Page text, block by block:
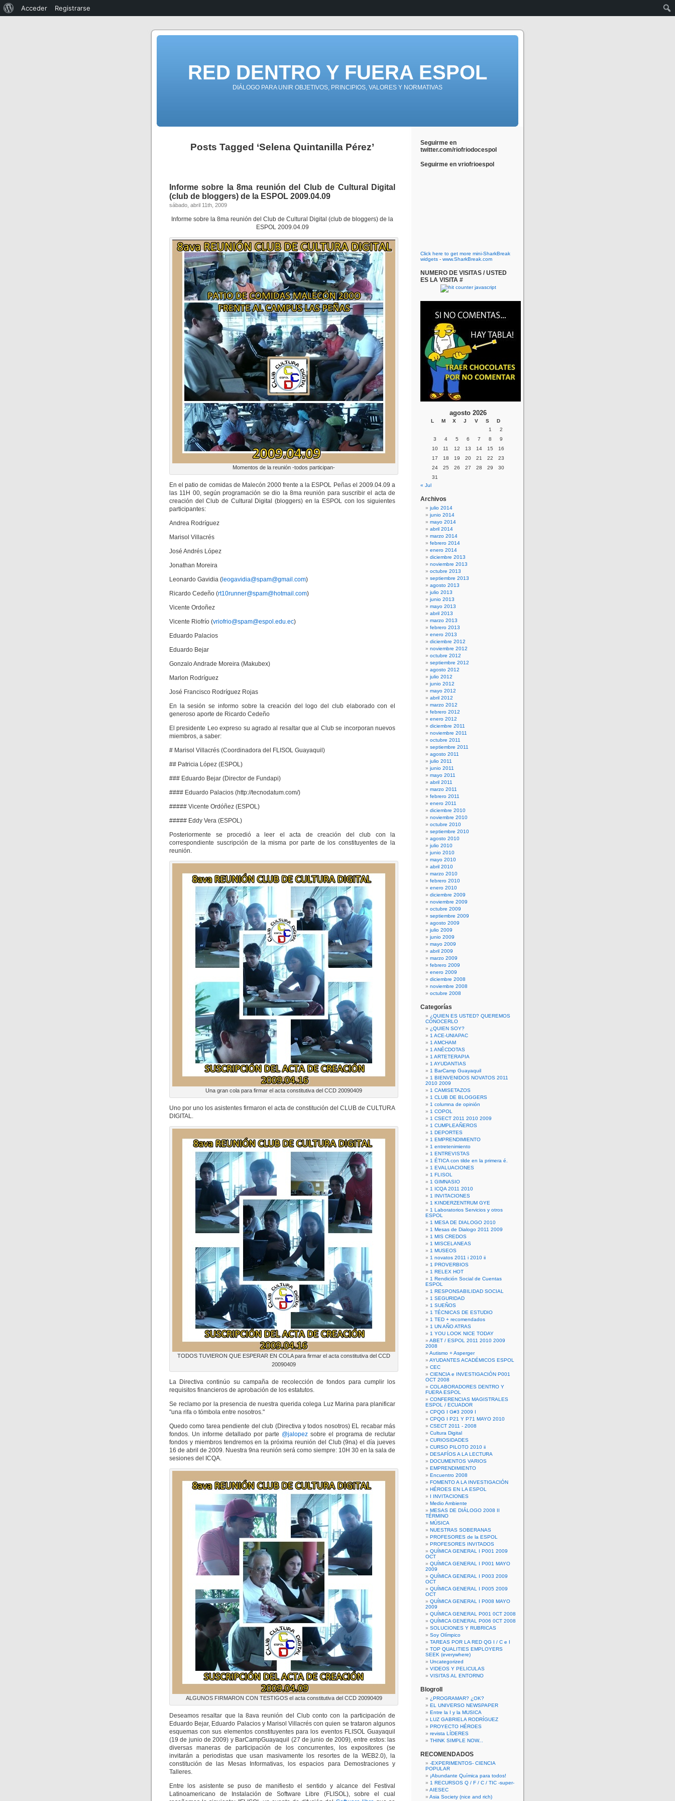
RED DENTRO Y FUERA ESPOL
DIÁLOGO PARA UNIR OBJETIVOS, PRINCIPIOS, VALORES Y NORMATIVAS
Posts Tagged ‘Selena Quintanilla Pérez’
Informe sobre la 8ma reunión del Club de Cultural Digital
(club de bloggers) de la ESPOL 2009.04.09
sábado, abril 11th, 2009
Informe sobre la 8ma reunión del Club de Cultural Digital (club de bloggers) de la
ESPOL 2009.04.09
Momentos de la reunión -todos participan-
En el patio de comidas de Malecón 2000 frente a la ESPOL Peñas el 2009.04.09 a
las 11H 00, según programación se dio la 8ma reunión para suscribir el acta de
creación del Club de Cultural Digital (bloggers) en la ESPOL con los siguientes
participantes:
Andrea Rodríguez
Marisol Villacrés
José Andrés López
Jonathan Moreira
Leonardo Gavidia ( leogavidia@spam@gmail.com)
Ricardo Cedeño (rt10runner@spam@hotmail.com)
Vicente Ordoñez
Vicente Riofrío (vriofrio@spam@espol.edu.ec)
Eduardo Palacios
Eduardo Bejar
Gonzalo Andrade Moreira (Makubex)
Marlon Rodríguez
José Francisco Rodríguez Rojas
En la sesión se informo sobre la creación del logo del club elaborado con el
generoso aporte de Ricardo Cedeño
El presidente Leo expreso su agrado al resaltar que al Club se incorporan nuevos
miembros, a saber:
# Marisol Villacrés (Coordinadora del FLISOL Guayaquil)
## Patricia López (ESPOL)
### Eduardo Bejar (Director de Fundapi)
#### Eduardo Palacios (http://tecnodatum.com/)
##### Vicente Ordóñez (ESPOL)
##### Eddy Vera (ESPOL)
Posteriormente se procedió a leer el acta de creación del club con la
correspondiente suscripción de la misma por parte de los constituyentes de la
reunión.
Una gran cola para firmar el acta constitutiva del CCD 20090409
Uno por uno los asistentes firmaron el acta de constitución del CLUB de CULTURA
DIGITAL.
TODOS TUVIERON QUE ESPERAR EN COLA para firmar el acta constitutiva del CCD
20090409
La Directiva continúo su campaña de recolección de fondos para cumplir los
requisitos financieros de aprobación de los estatutos.
Se reclamo por la presencia de nuestra querida colega Luz Marina para planificar
"una rifa o tómbola entre nosotros."
Quedo como tarea pendiente del club (Directiva y todos nosotros) EL recabar más
fondos. Un informe detallado por parte @jalopez sobre el programa de reclutar
fondos y miembros tendremos en la próxima reunión del Club (9na) el día jueves
16 de abril de 2009. Nuestra 9na reunión será como siempre: 10H 30 en la sala de
sesiones del ICQA.
ALGUNOS FIRMARON CON TESTIGOS el acta constitutiva del CCD 20090409
Deseamos resaltar que la 8ava reunión del Club conto con la participación de
Eduardo Bejar, Eduardo Palacios y Marisol Villacrés con quien se trataron algunos
esquemas con sus elementos constituyentes para los eventos FLISOL Guayaquil
(19 de junio de 2009) y BarCampGuayaquil (27 de junio de 2009), entre estos: las
diversas maneras de participación de los concurrentes, los expositores (se
invitarán a periodistas que usan masivamente los resortes de la WEB2.0), la
constitución de las Mesas Informativas, los espacios para Demostraciones y
Talleres.
Entre los asistente se puso de manifiesto el sentido y alcance del Festival
Latinoamericano de Instalación de Software Libre (FLISOL), sobre el cual
Seguirme en
twitter.com/riofriodocespol
Seguirme en vriofrioespol
Click here to get more mini-SharkBreak
widgets - www.SharkBreak.com
NUMERO DE VISITAS / USTED
ES LA VISITA #
agosto 2026
L M X J V S
D
1
2
3
4 5 6 7 8
9
10
11 12 13 14 15
16
17
18 19 20 21 22
23
24
25 26 27 28 29
30
31
« Jul
Archivos
julio 2014
junio 2014
mayo 2014
abril 2014
marzo 2014
febrero 2014
enero 2014
diciembre 2013
noviembre 2013
octubre 2013
septiembre 2013
agosto 2013
julio 2013
junio 2013
mayo 2013
abril 2013
marzo 2013
febrero 2013
enero 2013
diciembre 2012
noviembre 2012
octubre 2012
septiembre 2012
agosto 2012
julio 2012
junio 2012
mayo 2012
abril 2012
marzo 2012
febrero 2012
enero 2012
diciembre 2011
noviembre 2011
octubre 2011
septiembre 2011
agosto 2011
julio 2011
junio 2011
mayo 2011
abril 2011
marzo 2011
febrero 2011
enero 2011
diciembre 2010
noviembre 2010
octubre 2010
septiembre 2010
agosto 2010
julio 2010
junio 2010
mayo 2010
abril 2010
marzo 2010
febrero 2010
enero 2010
diciembre 2009
noviembre 2009
octubre 2009
septiembre 2009
agosto 2009
julio 2009
junio 2009
mayo 2009
abril 2009
marzo 2009
febrero 2009
enero 2009
diciembre 2008
noviembre 2008
octubre 2008
Categorías
¿QUIEN ES USTED? QUEREMOS
CONOCERLO
¿QUIEN SOY?
1 ACE-UNIAPAC
1 AMCHAM
1 ANÉCDOTAS
1 ARTETERAPIA
1 AYUDANTIAS
1 BarCamp Guayaquil
1 BIENVENIDOS NOVATOS 2011
2010 2009
1 CAMISETAZOS
1 CLUB DE BLOGGERS
1 columna de opinión
1 COPOL
1 CSECT 2011 2010 2009
1 CUMPLEAÑEROS
1 DEPORTES
1 EMPRENDIMIENTO
1 entretenimiento
1 ENTREVISTAS
1 ÉTICA con tilde en la primera é.
1 EVALUACIONES
1 FLISOL
1 GIMNASIO
1 ICQA 2011 2010
1 INVITACIONES
1 KINDERZENTRUM GYE
1 Laboratorios Servicios y otros
ESPOL
1 MESA DE DIALOGO 2010
1 Mesas de Dialogo 2011 2009
1 MIS CREDOS
1 MISCELANEAS
1 MUSEOS
1 novatos 2011 i 2010 ii
1 PROVERBIOS
1 RELEX HOT
1 Rendición Social de Cuentas
ESPOL
1 RESPONSABILIDAD SOCIAL
1 SEGURIDAD
1 SUEÑOS
1 TÉCNICAS DE ESTUDIO
1 TED + recomendados
1 UN AÑO ATRAS
1 YOU LOOK NICE TODAY
ABET / ESPOL 2011 2010 2009
2008
Autismo + Asperger
AYUDANTES ACADÉMICOS ESPOL
CEC
CIENCIA e INVESTIGACIÓN P001
OCT 2008
COLABORADORES DENTRO Y
FUERA ESPOL
CONFERENCIAS MAGISTRALES
ESPOL / ECUADOR
CPQG I G#3 2009 I
CPQG I P21 Y P71 MAYO 2010
CSECT 2011 - 2008
Cultura Digital
CURIOSIDADES
CURSO PILOTO 2010 ii
DESAFÍOS A LA LECTURA
DOCUMENTOS VARIOS
EMPRENDIMIENTO
Encuentro 2008
FOMENTO A LA INVESTIGACIÓN
HÉROES EN LA ESPOL
I INVITACIONES
Medio Ambiente
MESAS DE DIÁLOGO 2008 II
TÉRMINO
MÚSICA
NUESTRAS SOBERANAS
PROFESORES de la ESPOL
PROFESORES INVITADOS
QUÍMICA GENERAL I P001 2009
OCT
QUÍMICA GENERAL I P001 MAYO
2009
QUÍMICA GENERAL I P003 2009
OCT
QUÍMICA GENERAL I P005 2009
OCT
QUÍMICA GENERAL I P008 MAYO
2009
QUÍMICA GENERAL P001 0CT 2008
QUÍMICA GENERAL P006 0CT 2008
SOLUCIONES Y RUBRICAS
Soy Olímpico
TAREAS POR LA RED QG I / C e I
TOP QUALITIES EMPLOYERS
SEEK (everywhere)
Uncategorized
VIDEOS Y PELICULAS
VISITAS AL ENTORNO
Blogroll
¿PROGRAMAR? ¿OK?
EL UNIVERSO NEWSPAPER
Entre la I y la MUSICA
LUZ GABRIELA RODRÍGUEZ
PROYECTO HÉROES
revista LÍDERES
THINK SIMPLE NOW...
RECOMENDADOS
-EXPERIMENTOS- CIENCIA
POPULAR
¡Abundante Química para todos!
1 RECURSOS Q / F / C / TIC -super-
AIESEC
Asia Society (nice and rich)
Acceder Registrarse